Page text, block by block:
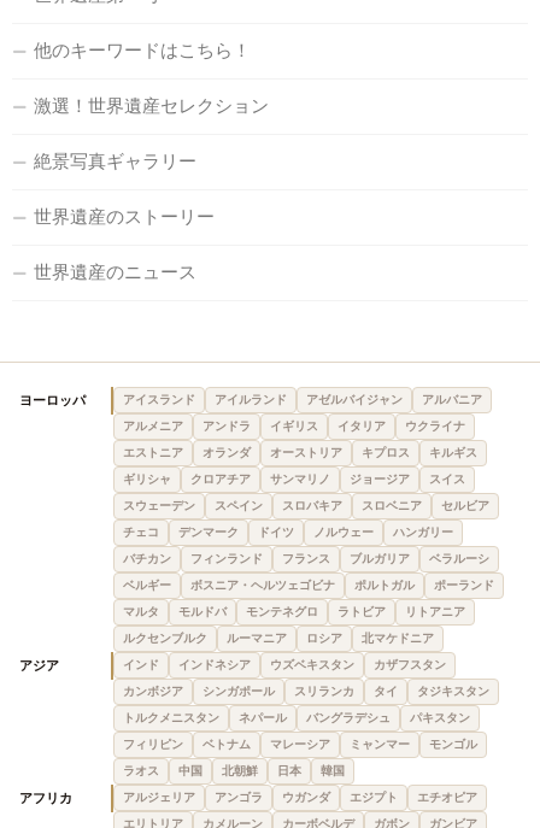
他のキーワードはこちら！
激選！世界遺産セレクション
絶景写真ギャラリー
世界遺産のストーリー
世界遺産のニュース
ヨーロッパ アイスランド アイルランド アゼルバイジャン
アルバニア
アルメニア
アンドラ イギリス イタリア
ウクライナ
エストニア
オランダ オーストリア キプロス
キルギス
ギリシャ
クロアチア サンマリノ ジョージア
スイス
スウェーデン
スペイン スロバキア スロベニア
セルビア
チェコ
デンマーク ドイツ ノルウェー
ハンガリー
バチカン
フィンランド フランス ブルガリア
ベラルーシ
ベルギー
ボスニア・ヘルツェゴビナ ポルトガル
ポーランド
マルタ
モルドバ モンテネグロ ラトビア
リトアニア
ルクセンブルク
ルーマニア ロシア 北マケドニア
アジア インド インドネシア ウズベキスタン
カザフスタン
カンボジア
シンガポール スリランカ タイ
タジキスタン
トルクメニスタン
ネパール バングラデシュ
パキスタン
フィリピン
ベトナム マレーシア ミャンマー
モンゴル
ラオス
中国 北朝鮮 日本 韓国
アフリカ アルジェリア アンゴラ ウガンダ エジプト
エチオピア
エリトリア
カメルーン カーボベルデ ガボン
ガンビア